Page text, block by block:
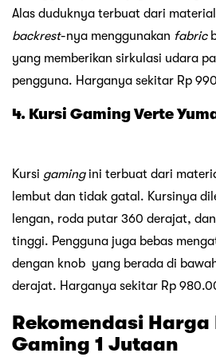
Alas duduknya terbuat dari
backrest-nya menggunakan fabric
yang memberikan sirkulasi udara
pengguna. Harganya sekitar Rp
4. Kursi Gaming Verte
Kursi gamingini terbuat dari
lembut dan tidak gatal. Kursinya
lengan, roda putar 360 derajat,
tinggi. Pengguna juga bebas
dengan knob yang berada di
derajat. Harganya sekitar Rp
Rekomendasi Harga
Gaming 1 Jutaan